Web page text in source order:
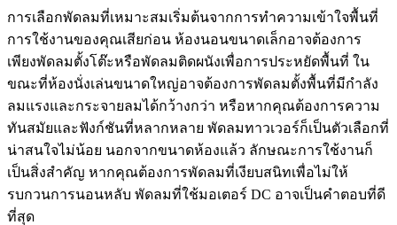
การเลือกพัดลมที่เหมาะสมเริ่มต้นจากการทำความเข้าใจพื้นที่
การใช้งานของคุณเสียก่อน ห้องนอนขนาดเล็กอาจต้องการ
เพียงพัดลมตั้งโต๊ะหรือพัดลมติดผนังเพื่อการประหยัดพื้นที่ ใน
ขณะที่ห้องนั่งเล่นขนาดใหญ่อาจต้องการพัดลมตั้งพื้นที่มีกำลัง
ลมแรงและกระจายลมได้กว้างกว่า หรือหากคุณต้องการความ
ทันสมัยและฟังก์ชันที่หลากหลาย พัดลมทาวเวอร์ก็เป็นตัวเลือกที่
น่าสนใจไม่น้อย นอกจากขนาดห้องแล้ว ลักษณะการใช้งานก็
เป็นสิ่งสำคัญ หากคุณต้องการพัดลมที่เงียบสนิทเพื่อไม่ให้
รบกวนการนอนหลับ พัดลมที่ใช้มอเตอร์ DC อาจเป็นคำตอบที่ดี
ที่สุด